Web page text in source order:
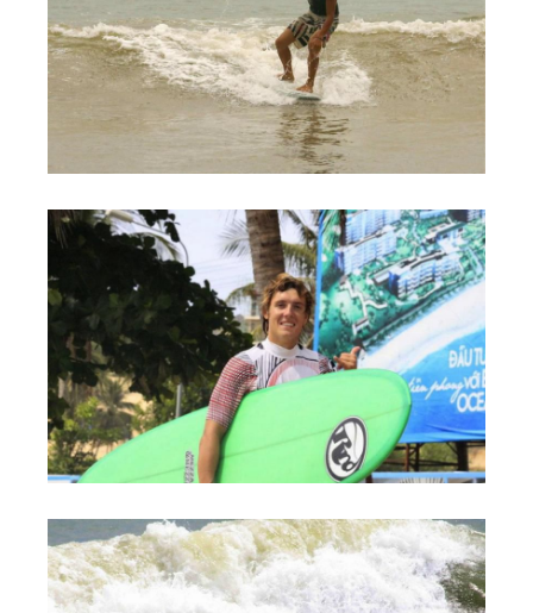
Цены
Обучение Виндсерфингу
Прокат виндсерфинга и винг фойла
Классический серфинг и SUP
Продажа оборудования
Обучение кайтсерфингу
Система скидок
Обучение Wing Foil